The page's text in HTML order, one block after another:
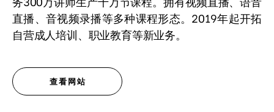
直播、音视频录播等多种课程形态。2019年起开拓
自营成人培训、职业教育等新业务。
查看网站